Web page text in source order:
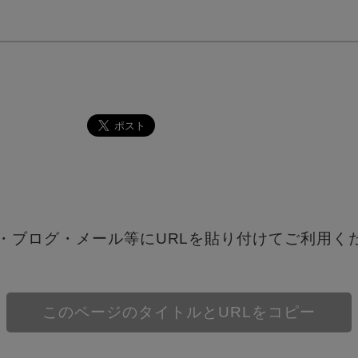
ブログ・メール等にURLを貼り付けてご利用く
このページのタイトルとURLをコピー